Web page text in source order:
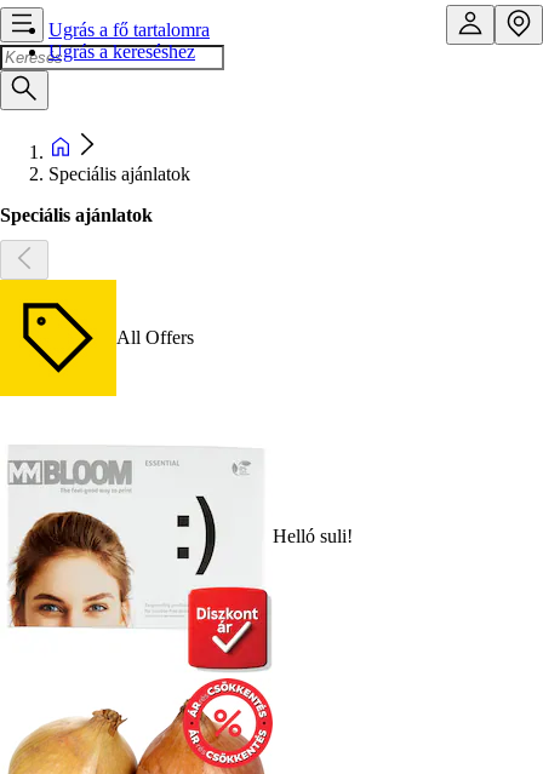
Ugrás a fő tartalomra
Ugrás a kereséshez
Speciális ajánlatok
Speciális ajánlatok
All Offers
Helló suli!